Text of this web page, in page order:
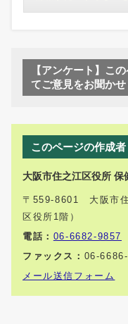
【アンケート】こ
てご意見をお聞か
このページの作成
大阪市住之江区役所 保
〒559-8601 大阪市住
区役所1階）
電話： 06-6682-9857
ファックス： 06-
メール送信フォーム